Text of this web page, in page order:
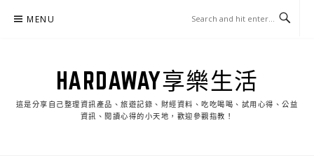
MENU
HARDAWAY享樂生活
這是分享自己整理資訊產品、旅遊記錄、財經資料、吃吃喝喝、試用心得、公益
資訊、閱讀心得的小天地，歡迎參觀指教！